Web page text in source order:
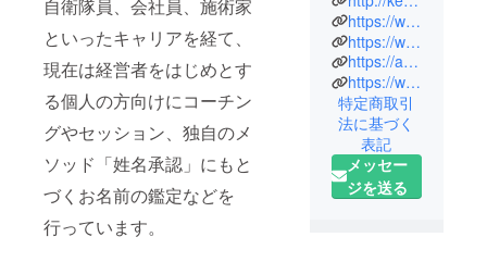
自衛隊員、会社員、施術家
といったキャリアを経て、
現在は経営者をはじめとす
る個人の方向けにコーチン
グやセッション、独自のメ
ソッド「姓名承認」にもと
づくお名前の鑑定などを
行っています。
です。
横浜市在住
です。
姓名判断を
確実に20万
人超と向き
https://www.facebook.com/universal.flow1071877/
https://www.instagram.com/s.agentman
https://ameblo.jp/s-agentman
https://www.tiktok.com/@ryu_anshin
特定商取引
法に基づく
表記
メッセー
ジを送る